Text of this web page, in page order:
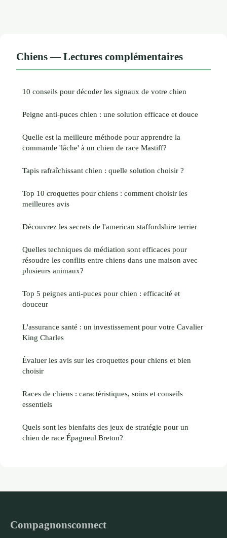
Chiens — Lectures complémentaires
10 conseils pour décoder les signaux de votre chien
Peigne anti-puces chien : une solution efficace et douce
Quelle est la meilleure méthode pour apprendre la
commande 'lâche' à un chien de race Mastiff?
Tapis rafraîchissant chien : quelle solution choisir ?
Top 10 croquettes pour chiens : comment choisir les
meilleures avis
Découvrez les secrets de l'american staffordshire terrier
Quelles techniques de médiation sont efficaces pour
résoudre les conflits entre chiens dans une maison avec
plusieurs animaux?
Top 5 peignes anti-puces pour chien : efficacité et
douceur
L'assurance santé : un investissement pour votre Cavalier
King Charles
Évaluer les avis sur les croquettes pour chiens et bien
choisir
Races de chiens : caractéristiques, soins et conseils
essentiels
Quels sont les bienfaits des jeux de stratégie pour un
chien de race Épagneul Breton?
Compagnonsconnect